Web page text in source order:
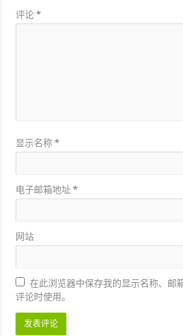
评论*
显示名称*
电子邮箱地址*
网站
在此浏览器中保存我的显示名称、邮
评论时使用。